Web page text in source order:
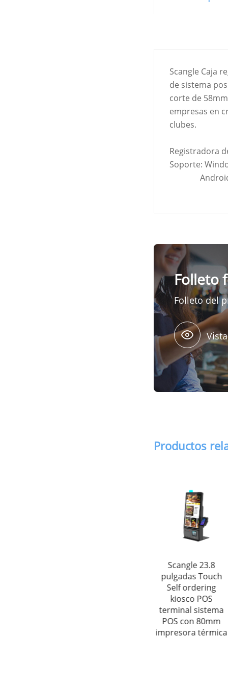
Scangle Caja
de sistema
corte de
empresas en
clubes.
Registradora
Soporte:
Android
Folleto
Folleto del
Productos
Scangle 23.8
pulgadas Touch
Self ordering
kiosco POS
terminal sistema
POS con 80mm
impresora térmica